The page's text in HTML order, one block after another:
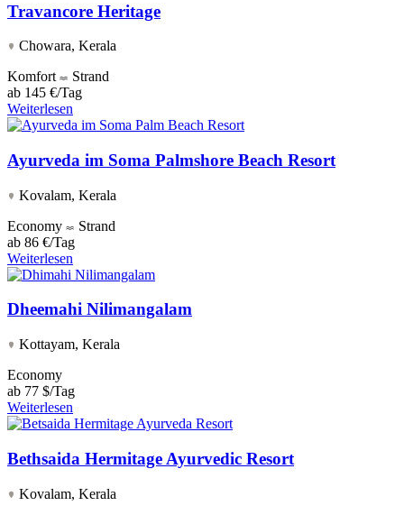
Travancore Heritage
Chowara, Kerala
Komfort
Strand
ab 145 €/Tag
Weiterlesen
Ayurveda im Soma Palmshore Beach Resort
Kovalam, Kerala
Economy
Strand
ab 86 €/Tag
Weiterlesen
Dheemahi Nilimangalam
Kottayam, Kerala
Economy
ab 77 $/Tag
Weiterlesen
Bethsaida Hermitage Ayurvedic Resort
Kovalam, Kerala